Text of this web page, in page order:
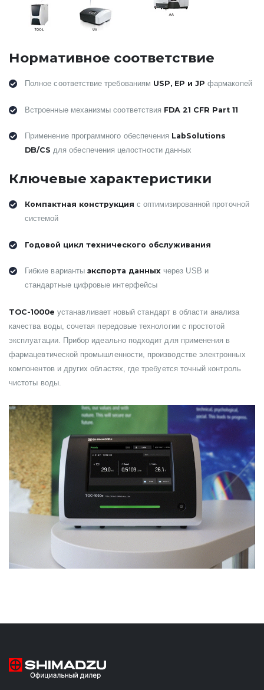
Нормативное соответствие
Полное соответствие требованиям USP, EP и JP фармакопей
Встроенные механизмы соответствия FDA 21 CFR Part 11
Применение программного обеспечения LabSolutions
DB/CS для обеспечения целостности данных
Ключевые характеристики
Компактная конструкция с оптимизированной проточной
системой
Годовой цикл технического обслуживания
Гибкие вариантыэкспорта данных через USB и
стандартные цифровые интерфейсы
TOC-1000e устанавливает новый стандарт в области анализа
качества воды, сочетая передовые технологии с простотой
эксплуатации. Прибор идеально подходит для применения в
фармацевтической промышленности, производстве электронных
компонентов и других областях, где требуется точный контроль
чистоты воды.